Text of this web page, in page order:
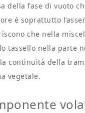
della fase di vuoto
è soprattutto
che nella
tassello nella parte
continuità della
vegetale.